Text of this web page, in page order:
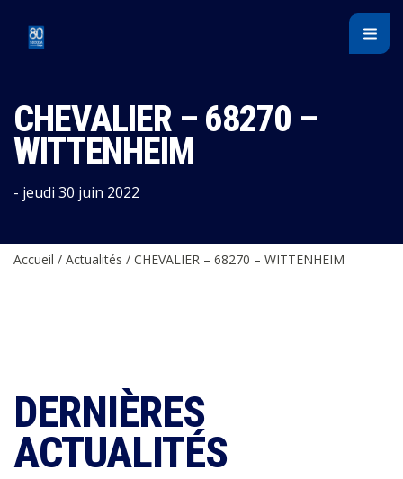
CHEVALIER – 68270 –
WITTENHEIM
- jeudi 30 juin 2022
Accueil / Actualités / CHEVALIER – 68270 – WITTENHEIM
DERNIÈRES
ACTUALITÉS